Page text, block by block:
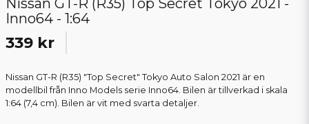
Nissan GT-R (R35) Top Secret Tokyo 2021 -
Inno64 - 1:64
339 kr
Nissan GT-R (R35) "Top Secret" Tokyo Auto Salon 2021 är en
modellbil från Inno Models serie Inno64. Bilen är tillverkad i skala
1:64 (7,4 cm). Bilen är vit med svarta detaljer.